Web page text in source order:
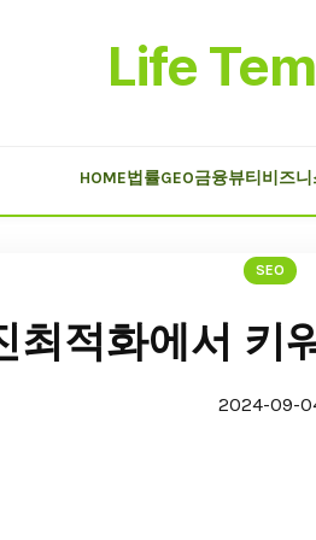
Life
HOME법률GEO금융뷰티 비즈니
SEO
최적화에서 키
2024-09-